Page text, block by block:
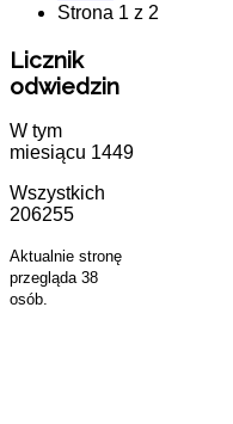
Strona 1 z 2
Licznik
odwiedzin
W tym
miesiącu 1449
Wszystkich
206255
Aktualnie stronę
przegląda 38
osób.